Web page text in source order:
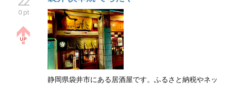
0 pt
静岡県袋井市にある居酒屋です。ふるさと納税やネッ